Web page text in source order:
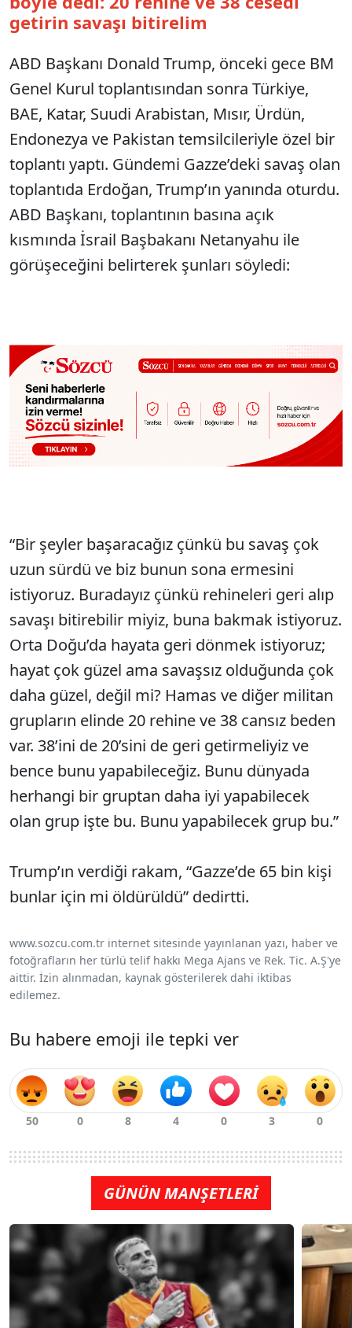
getirin savaşı bitirelim
ABD Başkanı Donald Trump, önceki gece BM
Genel Kurul toplantısından sonra Türkiye,
BAE, Katar, Suudi Arabistan, Mısır, Ürdün,
Endonezya ve Pakistan temsilcileriyle özel bir
toplantı yaptı. Gündemi Gazze’deki savaş olan
toplantıda Erdoğan, Trump’ın yanında oturdu.
ABD Başkanı, toplantının basına açık
kısmında İsrail Başbakanı Netanyahu ile
görüşeceğini belirterek şunları söyledi:
“Bir şeyler başaracağız çünkü bu savaş çok
uzun sürdü ve biz bunun sona ermesini
istiyoruz. Buradayız çünkü rehineleri geri alıp
savaşı bitirebilir miyiz, buna bakmak istiyoruz.
Orta Doğu’da hayata geri dönmek istiyoruz;
hayat çok güzel ama savaşsız olduğunda çok
daha güzel, değil mi? Hamas ve diğer militan
grupların elinde 20 rehine ve 38 cansız beden
var. 38’ini de 20’sini de geri getirmeliyiz ve
bence bunu yapabileceğiz. Bunu dünyada
herhangi bir gruptan daha iyi yapabilecek
olan grup işte bu. Bunu yapabilecek grup bu.”
Trump’ın verdiği rakam, “Gazze’de 65 bin kişi
bunlar için mi öldürüldü” dedirtti.
www.sozcu.com.tr internet sitesinde yayınlanan yazı, haber ve
fotoğrafların her türlü telif hakkı Mega Ajans ve Rek. Tic. A.Ş'ye
aittir. İzin alınmadan, kaynak gösterilerek dahi iktibas
edilemez.
Bu habere emoji ile tepki ver
GÜNÜN MANŞETLERİ